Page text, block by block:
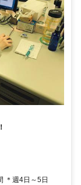
＊週4日～5日